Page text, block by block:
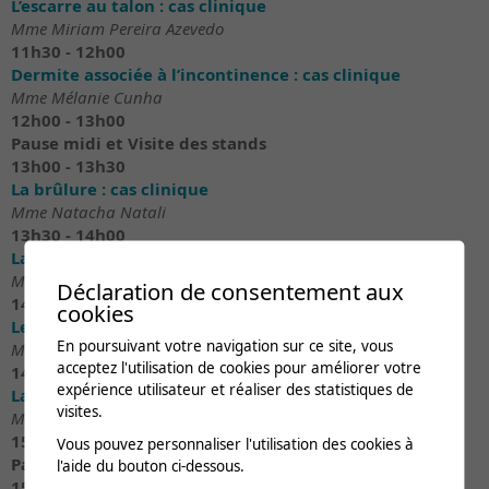
L’escarre au talon : cas clinique
Mme Miriam Pereira Azevedo
11h30 - 12h00
Dermite associée à l’incontinence : cas clinique
Mme Mélanie Cunha
12h00 - 13h00
Pause midi et Visite des stands
13h00 - 13h30
La brûlure : cas clinique
Mme Natacha Natali
13h30 - 14h00
La déchirure cutanée : cas clinique
Mme Mélanie Cunha
14h00 - 14h30
Le remboursement du matériel de pansement
Mme Valérie Baseggio
14h30 - 15h00
La nutrition : un facteur influençant la cicatrisation
Mme Leïla Bonvin
15h00 - 15h30
Pause et Visite des stands
Déclaration de consentement aux
cookies
En poursuivant votre navigation sur ce site, vous
acceptez l'utilisation de cookies pour améliorer votre
expérience utilisateur et réaliser des statistiques de
visites.
Vous pouvez personnaliser l'utilisation des cookies à
l'aide du bouton ci-dessous.